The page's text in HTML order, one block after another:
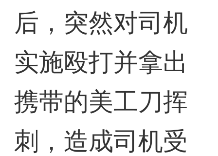
后，突然对司机
实施殴打并拿出
携带的美工刀挥
刺，造成司机受